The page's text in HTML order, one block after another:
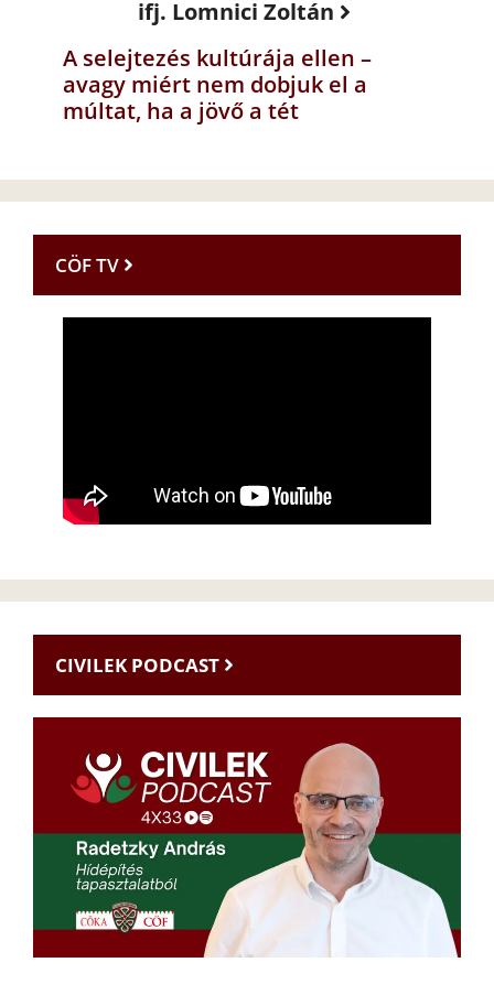
ifj. Lomnici Zoltán
A selejtezés kultúrája ellen –
avagy miért nem dobjuk el a
múltat, ha a jövő a tét
CÖF TV
CIVILEK PODCAST